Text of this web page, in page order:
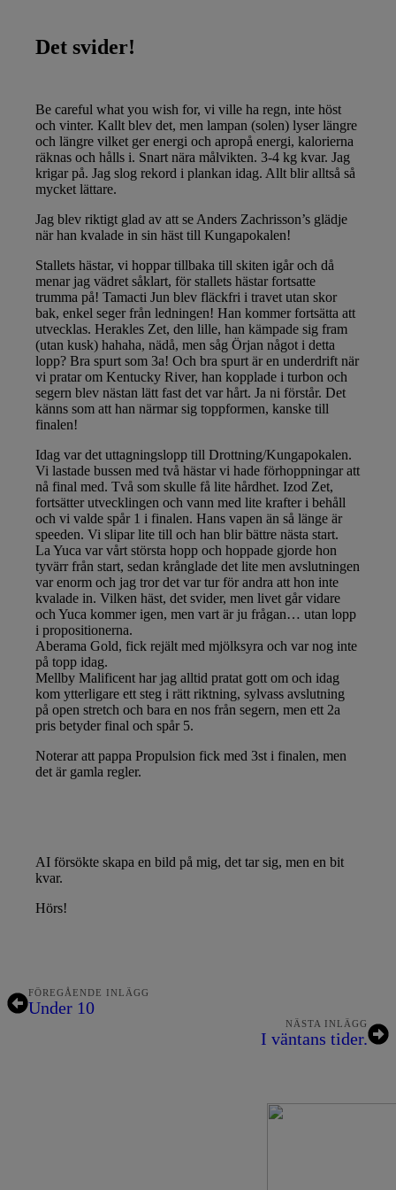
Det svider!
Be careful what you wish for, vi ville ha regn, inte höst
och vinter. Kallt blev det, men lampan (solen) lyser längre
och längre vilket ger energi och apropå energi, kalorierna
räknas och hålls i. Snart nära målvikten. 3-4 kg kvar. Jag
krigar på. Jag slog rekord i plankan idag. Allt blir alltså så
mycket lättare.
Jag blev riktigt glad av att se Anders Zachrisson’s glädje
när han kvalade in sin häst till Kungapokalen!
Stallets hästar, vi hoppar tillbaka till skiten igår och då
menar jag vädret såklart, för stallets hästar fortsatte
trumma på! Tamacti Jun blev fläckfri i travet utan skor
bak, enkel seger från ledningen! Han kommer fortsätta att
utvecklas. Herakles Zet, den lille, han kämpade sig fram
(utan kusk) hahaha, nädå, men såg Örjan något i detta
lopp? Bra spurt som 3a! Och bra spurt är en underdrift när
vi pratar om Kentucky River, han kopplade i turbon och
segern blev nästan lätt fast det var hårt. Ja ni förstår. Det
känns som att han närmar sig toppformen, kanske till
finalen!
Idag var det uttagningslopp till Drottning/Kungapokalen.
Vi lastade bussen med två hästar vi hade förhoppningar att
nå final med. Två som skulle få lite hårdhet. Izod Zet,
fortsätter utvecklingen och vann med lite krafter i behåll
och vi valde spår 1 i finalen. Hans vapen än så länge är
speeden. Vi slipar lite till och han blir bättre nästa start.
La Yuca var vårt största hopp och hoppade gjorde hon
tyvärr från start, sedan krånglade det lite men avslutningen
var enorm och jag tror det var tur för andra att hon inte
kvalade in. Vilken häst, det svider, men livet går vidare
och Yuca kommer igen, men vart är ju frågan… utan lopp
i propositionerna.
Aberama Gold, fick rejält med mjölksyra och var nog inte
på topp idag.
Mellby Malificent har jag alltid pratat gott om och idag
kom ytterligare ett steg i rätt riktning, sylvass avslutning
på open stretch och bara en nos från segern, men ett 2a
pris betyder final och spår 5.
Noterar att pappa Propulsion fick med 3st i finalen, men
det är gamla regler.
AI försökte skapa en bild på mig, det tar sig, men en bit
kvar.
Hörs!
FÖREGÅENDE INLÄGG
Under 10
NÄSTA INLÄGG
I väntans tider.